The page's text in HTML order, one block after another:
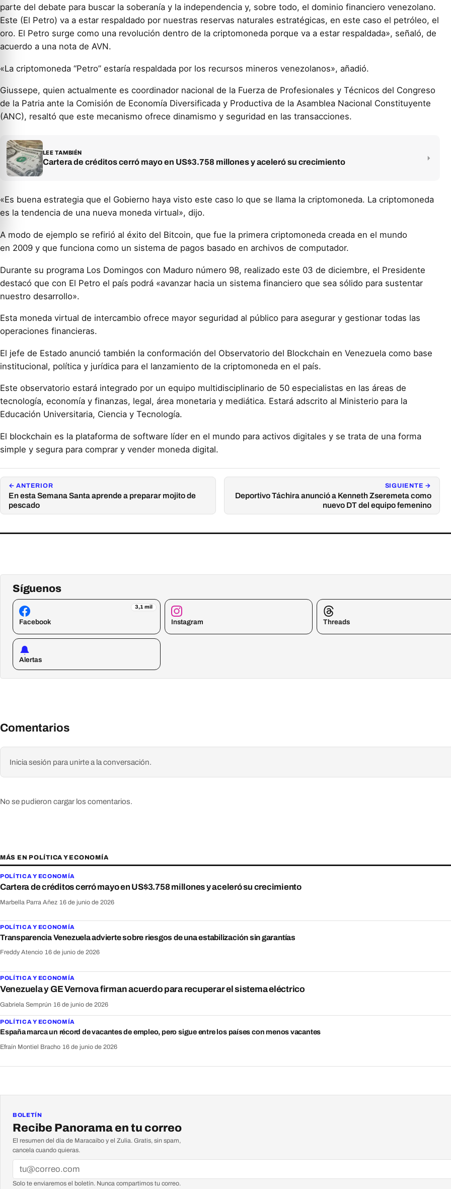
parte del debate para buscar la soberanía y la independencia y, sobre todo, el dominio financiero venezolano.
Este (El Petro) va a estar respaldado por nuestras reservas naturales estratégicas, en este caso el petróleo, el
oro. El Petro surge como una revolución dentro de la criptomoneda porque va a estar respaldada», señaló, de
acuerdo a una nota de AVN.
«La criptomoneda “Petro” estaría respaldada por los recursos mineros venezolanos», añadió.
Giussepe, quien actualmente es coordinador nacional de la Fuerza de Profesionales y Técnicos del Congreso
de la Patria ante la Comisión de Economía Diversificada y Productiva de la Asamblea Nacional Constituyente
(ANC), resaltó que este mecanismo ofrece dinamismo y seguridad en las transacciones.
LEE TAMBIÉN
Cartera de créditos cerró mayo en US$3.758 millones y aceleró su crecimiento
«Es buena estrategia que el Gobierno haya visto este caso lo que se llama la criptomoneda. La criptomoneda
es la tendencia de una nueva moneda virtual», dijo.
A modo de ejemplo se refirió al éxito del Bitcoin, que fue la primera criptomoneda creada en el mundo
en 2009 y que funciona como un sistema de pagos basado en archivos de computador.
Durante su programa Los Domingos con Maduro número 98, realizado este 03 de diciembre, el Presidente
destacó que con El Petro el país podrá «avanzar hacia un sistema financiero que sea sólido para sustentar
nuestro desarrollo».
Esta moneda virtual de intercambio ofrece mayor seguridad al público para asegurar y gestionar todas las
operaciones financieras.
El jefe de Estado anunció también la conformación del Observatorio del Blockchain en Venezuela como base
institucional, política y jurídica para el lanzamiento de la criptomoneda en el país.
Este observatorio estará integrado por un equipo multidisciplinario de 50 especialistas en las áreas de
tecnología, economía y finanzas, legal, área monetaria y mediática. Estará adscrito al Ministerio para la
Educación Universitaria, Ciencia y Tecnología.
El blockchain es la plataforma de software líder en el mundo para activos digitales y se trata de una forma
simple y segura para comprar y vender moneda digital.
← ANTERIOR
En esta Semana Santa aprende a preparar mojito de
pescado
SIGUIENTE →
Deportivo Táchira anunció a Kenneth Zseremeta como
nuevo DT del equipo femenino
Síguenos
3,1 mil
Facebook Instagram Threads
Alertas
Comentarios
Inicia sesión para unirte a la conversación.
No se pudieron cargar los comentarios.
MÁS EN POLÍTICA Y ECONOMÍA
POLÍTICA Y ECONOMÍA
Cartera de créditos cerró mayo en US$3.758 millones y aceleró su crecimiento
Marbella Parra Añez 16 de junio de 2026
POLÍTICA Y ECONOMÍA
Transparencia Venezuela advierte sobre riesgos de una estabilización sin garantías
Freddy Atencio 16 de junio de 2026
POLÍTICA Y ECONOMÍA
Venezuela y GE Vernova firman acuerdo para recuperar el sistema eléctrico
Gabriela Semprún 16 de junio de 2026
POLÍTICA Y ECONOMÍA
España marca un récord de vacantes de empleo, pero sigue entre los países con menos vacantes
Efraín Montiel Bracho 16 de junio de 2026
BOLETÍN
Recibe Panorama en tu correo
El resumen del día de Maracaibo y el Zulia. Gratis, sin spam,
cancela cuando quieras.
Solo te enviaremos el boletín. Nunca compartimos tu correo.